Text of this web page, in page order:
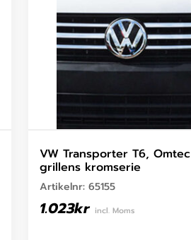
VW Transporter T6, Omtec
grillens kromserie
Artikelnr: 65155
1.023kr incl. Moms